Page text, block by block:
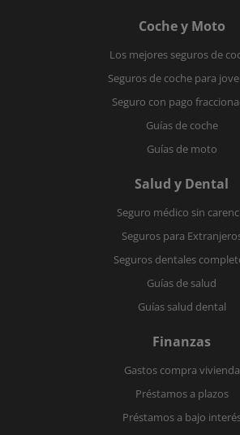
Coche y Moto
Los mejores seguros de
Seguros de coche para
Seguro con pago
Guías de coche
Guías de moto
Salud y Dental
Seguro médico sin
Seguros para
Seguros dentales
Guías de salud
Guías salud dental
Finanzas
Gastos compra vivienda
Préstamos a plazos
Préstamos a bajo